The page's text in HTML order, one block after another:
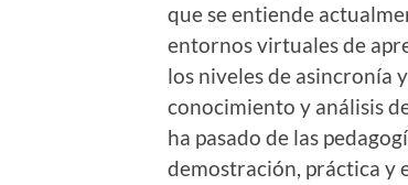
que se entiende
entornos virtuales de
los niveles de asincronía
conocimiento y análisis
ha pasado de las
demostración, práctica y